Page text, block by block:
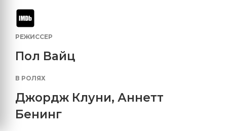
РЕЖИССЕР
Пол Вайц
В РОЛЯХ
Джордж Клуни, Аннетт
Бенинг